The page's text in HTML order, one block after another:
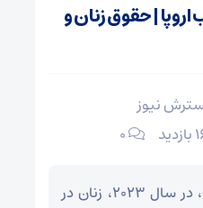
| حقوق زنان و
نیوز
۰
طبق گزارش یورواستات، در سال ۲۰۲۳، زنان در